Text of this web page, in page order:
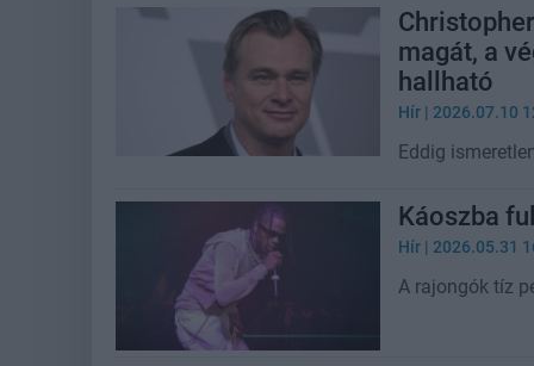
magát, a
hallható
Hír | 2026.07.10
Eddig
Káoszba
Hír | 2026.05.31
A rajongók tíz